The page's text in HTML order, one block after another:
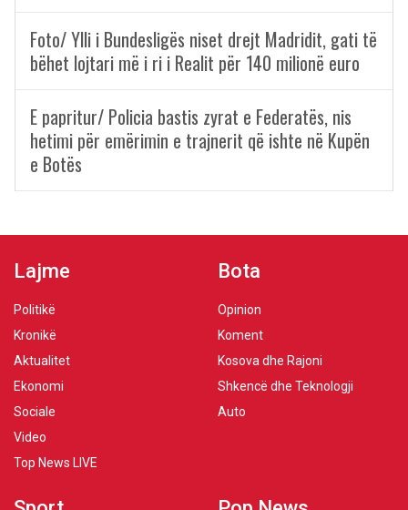
Foto/ Ylli i Bundesligës niset drejt Madridit, gati të
bëhet lojtari më i ri i Realit për 140 milionë euro
E papritur/ Policia bastis zyrat e Federatës, nis
hetimi për emërimin e trajnerit që ishte në Kupën
e Botës
Lajme
Politikë
Kronikë
Aktualitet
Ekonomi
Sociale
Video
Top News LIVE
Bota
Opinion
Koment
Kosova dhe Rajoni
Shkencë dhe Teknologji
Auto